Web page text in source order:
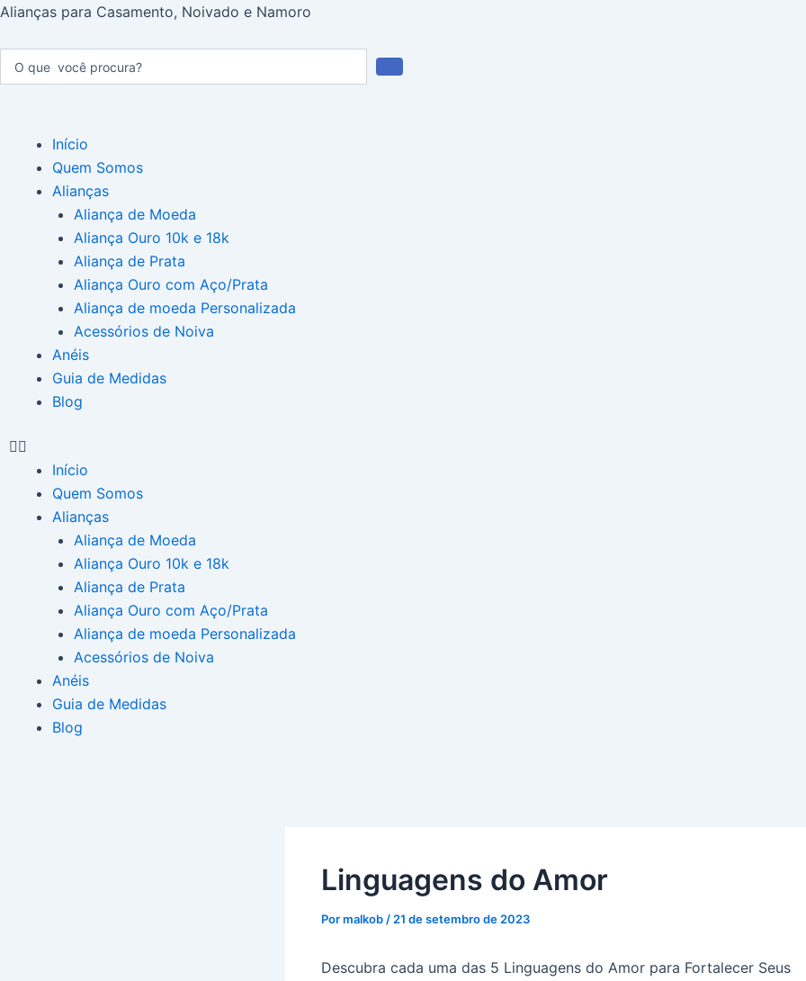
Ir
conteúdo
Alianças para Casamento, Noivado e Namoro
Início
Quem Somos
Alianças
Aliança de Moeda
Aliança Ouro 10k e 18k
Aliança de Prata
Aliança Ouro com Aço/Prata
Aliança de moeda Personalizada
Acessórios de Noiva
Anéis
Guia de Medidas
Blog
Menu
Início
Quem Somos
Alianças
Aliança de Moeda
Aliança Ouro 10k e 18k
Aliança de Prata
Aliança Ouro com Aço/Prata
Aliança de moeda Personalizada
Acessórios de Noiva
Anéis
Guia de Medidas
Blog
Linguagens do Amor
Pormalkob / 21 de setembro de 2023
Descubra cada uma das 5 Linguagens do Amor para Fortalecer Seus
Post